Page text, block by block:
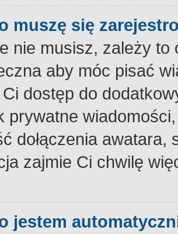
muszę się
nie musisz, zależy
aby móc pisać
dostęp do
prywatne
dołączenia
zajmie Ci chwilę
jestem